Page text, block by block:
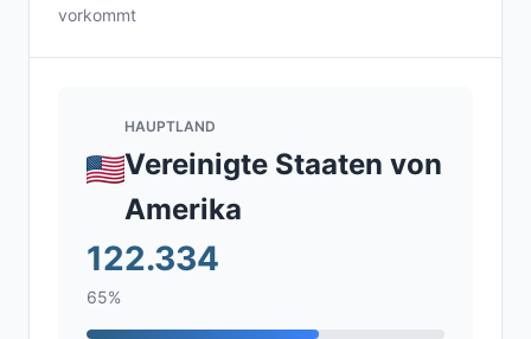
vorkommt
HAUPTLAND
Vereinigte Staaten von
Amerika
122.334
65%